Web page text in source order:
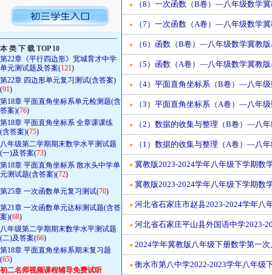
————————————————
本 类 下 载 TOP 10
第22章《平行四边形》宽城育才中学
单元测试题及答案(121)
第22章 四边形单元复习测试(含答案)
(91)
第18章 平面直角坐标系单元检测题(含
答案)(76)
第18章 平面直角坐标系 全章课课练
(含答案)(75)
八年级第二学期期末数学水平测试题
(一)及答案(73)
第18章 平面直角坐标系 散水头中学单
元测试题(含答案)(72)
第25章 一次函数单元复习测试(70)
第21章 一次函数单元达标测试题(含答
案)(68)
八年级第二学期期末数学水平测试题
(二)及答案(66)
第18章 平面直角坐标系期末复习题
(65)
初二名师视频课程辅导免费试听
● （8）一次函数（B卷）—八年级数学
● （7）一次函数（A卷）—八年级数学
● （6）函数（B卷）—八年级数学冀教
● （5）函数（A卷）—八年级数学冀教
● （4）平面直角坐标系（B卷）—八年
● （3）平面直角坐标系（A卷）—八年
● （2）数据的收集与整理（B卷）—八
● （1）数据的收集与整理（A卷）—八
● 冀教版2023-2024学年八年级下学期数
● 冀教版2023-2024学年八年级下学期数
● 河北省石家庄市赵县2023-2024学年八
● 河北省石家庄平山县外国语中学2023-
● 2024学年冀教版八年级下册数学第一
● 衡水市第八中学2022-2023学年八年级